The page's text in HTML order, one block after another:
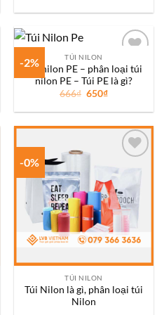
là:
tại
650₫.
-2%
Add to
wishlist
TÚI NILON
Túi nilon PE – phân loại túi
nilon PE – Túi PE là gì?
666₫ Giá
là:
650₫Giá
tại
650₫.
-0%
Add to
wishlist
TÚI NILON
Túi Nilon là gì, phân loại túi
Nilon